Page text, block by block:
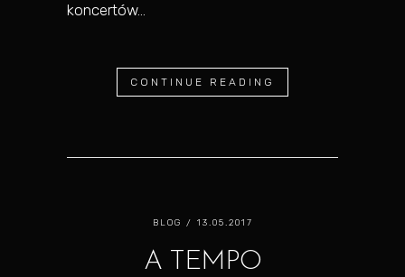
koncertów...
CONTINUE READING
BLOG / 13.05.2017
A TEMPO